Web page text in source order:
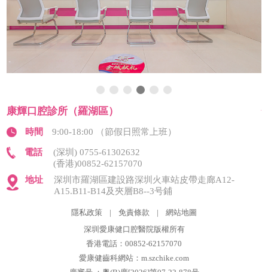
康輝口腔診所（羅湖區）
時間 9:00-18:00 （節假日照常上班）
電話
(深圳) 0755-61302632
(香港)00852-62157070
地址
深圳市羅湖區建設路深圳火車站皮帶走廊A12-
A15.B11-B14及夾層B8--3号鋪
隱私政策 | 免責條款 | 網站地圖
深圳愛康健口腔醫院版權所有
香港電話：00852-62157070
愛康健齒科網站：m.szchike.com